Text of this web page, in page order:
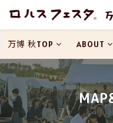
万博 秋TOP ABOUT